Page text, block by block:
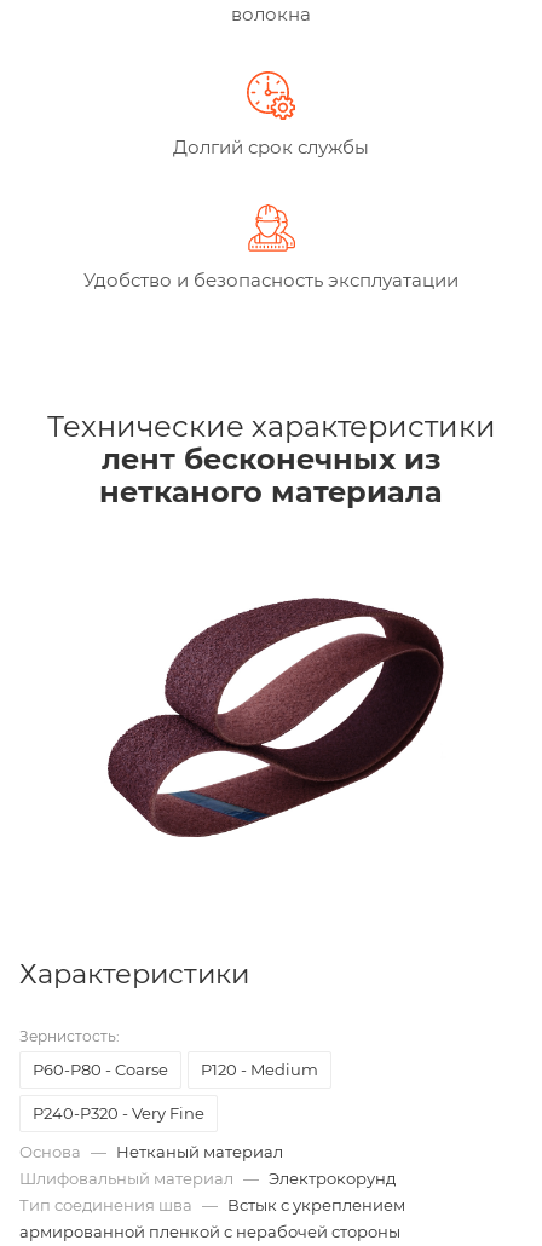
волокна
Долгий срок службы
Удобство и безопасность эксплуатации
Технические характеристики
лент бесконечных из
нетканого материала
Характеристики
Зернистость:
Р60-Р80 - Coarse P120 - Medium
P240-P320 - Very Fine
Основа — Нетканый материал
Шлифовальный материал — Электрокорунд
Тип соединения шва — Встык с укреплением
армированной пленкой с нерабочей стороны